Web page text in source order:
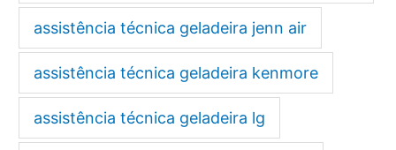
assistência técnica geladeira jenn air
assistência técnica geladeira kenmore
assistência técnica geladeira lg